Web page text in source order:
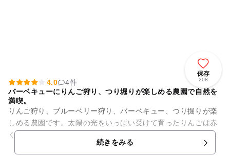
保存
208
4.0
4件
バーベキューにりんご狩り、つり堀りが楽しめる農園で自然を
満喫。
りんご狩り、ブルーベリー狩り、バーベキュー、つり掘りが楽
しめる農園です。太陽の光をいっぱい受けて育ったりんごは赤
くて甘くておいしいです。無農薬のブルーベリーもぶどうのよ
うに熟していて、とれたての...続きをみる